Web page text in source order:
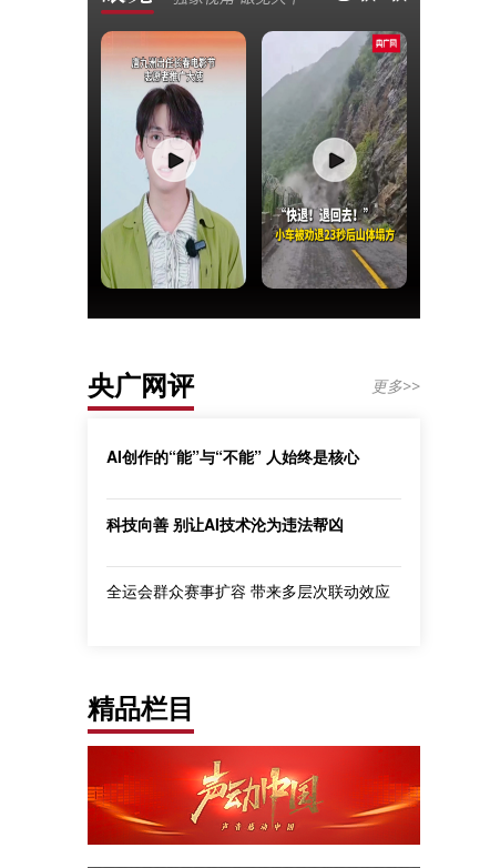
央广网评 更多>>
AI创作的“能”与“不能” 人始终是核心
科技向善 别让AI技术沦为违法帮凶
全运会群众赛事扩容 带来多层次联动效应
精品栏目